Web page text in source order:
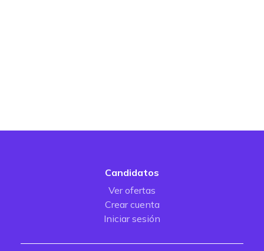
Candidatos
Ver ofertas
Crear cuenta
Iniciar sesión